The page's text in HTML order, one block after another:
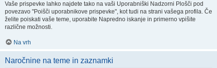
Vaše prispevke lahko najdete tako na vaši Uporabniški Nadzorni Plošči pod
povezavo "Poišči uporabnikove prispevke", kot tudi na strani vašega profila. Če
želite poiskati vaše teme, uporabite Napredno iskanje in primerno vpišite
različne možnosti.
Na vrh
Naročnine na teme in zaznamki